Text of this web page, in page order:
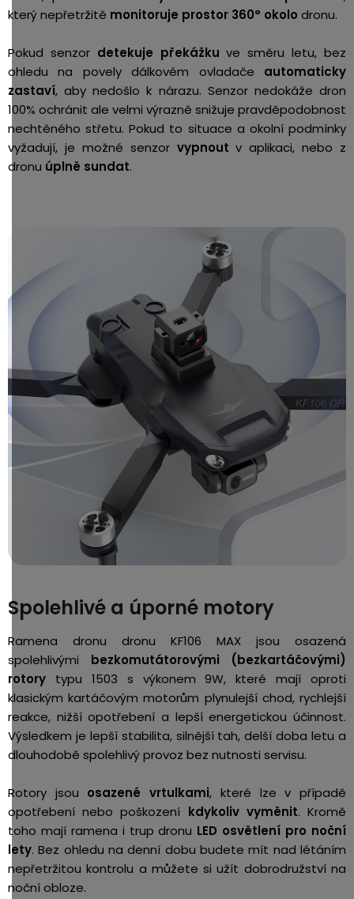
který nepřetržitě monitoruje prostor 360° okolo dronu.
Pokud senzor detekuje překážku ve směru letu, bez
ohledu na povely dálkovém ovladače automaticky
zastaví, aby nedošlo k nárazu. Senzor nedokáže dron
100% ochránit ale velmi výrazně snižuje pravděpodobnost
nechtěného střetu. Pokud to situace a okolní podmínky
vyžadují, je možné senzor vypnout v aplikaci, nebo z
dronu úplně sundat.
Spolehlivé a úporné motory
Ramena dronu dronu KF106 MAX jsou osazená
spolehlivými bezkomutátorovými (bezkartáčovými)
rotory typu 1503 s výkonem 9W, které mají oproti
klasickým kartáčovým motorům plynulejší chod, rychlejší
reakce, nižší opotřebení a lepší energetickou účinnost.
Výsledkem je lepší stabilita, silnější tah, delší doba letu a
dlouhodobě spolehlivý provoz bez nutnosti servisu.
Rotory jsou osazené vrtulkami, které lze v případě
opotřebení nebo poškození kdykoliv vyměnit. Kromě
toho mají ramena i trup dronu LED osvětlení pro noční
lety.Bez ohledu na denní dobu budete mít nad létáním
nepřetržitou kontrolu a můžete si užít dobrodružství na
noční obloze.